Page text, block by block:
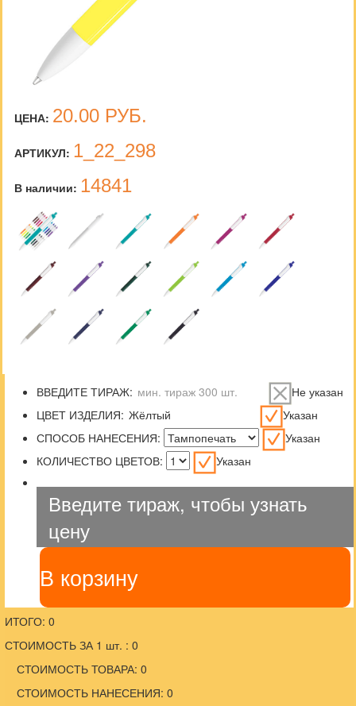
ЦЕНА: 20.00 РУБ.
АРТИКУЛ: 1_22_298
В наличии: 14841
ВВЕДИТЕ ТИРАЖ:
Не указан
ЦВЕТ ИЗДЕЛИЯ:
Указан
СПОСОБ НАНЕСЕНИЯ:
Указан
КОЛИЧЕСТВО ЦВЕТОВ:
Указан
Введите тираж, чтобы узнать
цену
В корзину
ИТОГО: 0
СТОИМОСТЬ ЗА 1 шт. : 0
СТОИМОСТЬ ТОВАРА: 0
СТОИМОСТЬ НАНЕСЕНИЯ: 0